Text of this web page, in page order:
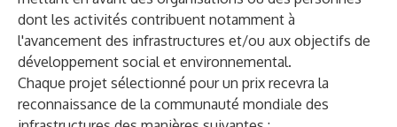
dont les activités contribuent notamment à
l'avancement des infrastructures et/ou aux objectifs de
développement social et environnemental.
Chaque projet sélectionné pour un prix recevra la
reconnaissance de la communauté mondiale des